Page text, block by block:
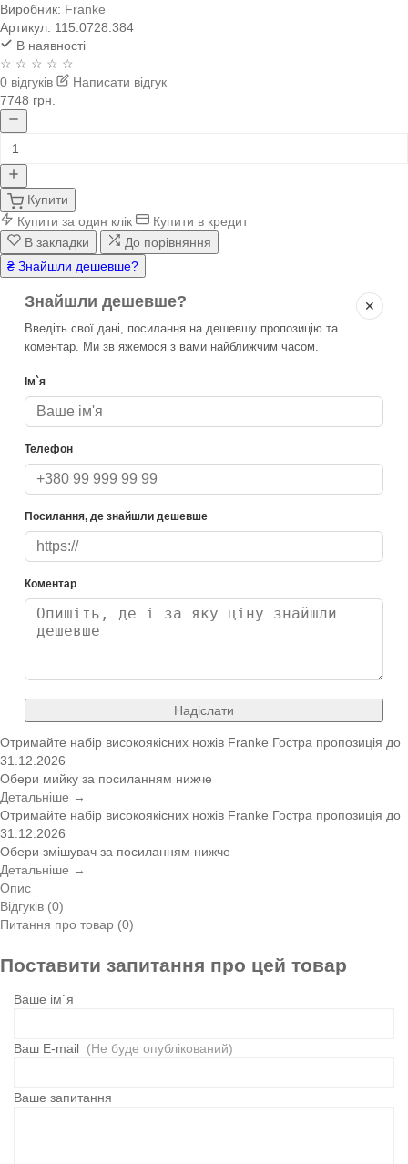
Виробник: Franke
Артикул: 115.0728.384
В наявності
☆ ☆ ☆ ☆ ☆
0 відгуків
Написати відгук
7748 грн.
Купити
Купити за один клік
Купити в кредит
В закладки
До порівняння
₴ Знайшли дешевше?
✕
Знайшли дешевше?
Введіть свої дані, посилання на дешевшу пропозицію та
коментар. Ми зв`яжемося з вами найближчим часом.
Ім`я
Телефон
Посилання, де знайшли дешевше
Коментар
Надіслати
Отримайте набір високоякісних ножів Franke Гостра пропозиція до
31.12.2026
Обери мийку за посиланням нижче
Детальніше →
Отримайте набір високоякісних ножів Franke Гостра пропозиція до
31.12.2026
Обери змішувач за посиланням нижче
Детальніше →
Опис
Відгуків (0)
Питання про товар (0)
Поставити запитання про цей товар
Ваше ім`я
Ваш E-mail (Не буде опублікований)
Ваше запитання